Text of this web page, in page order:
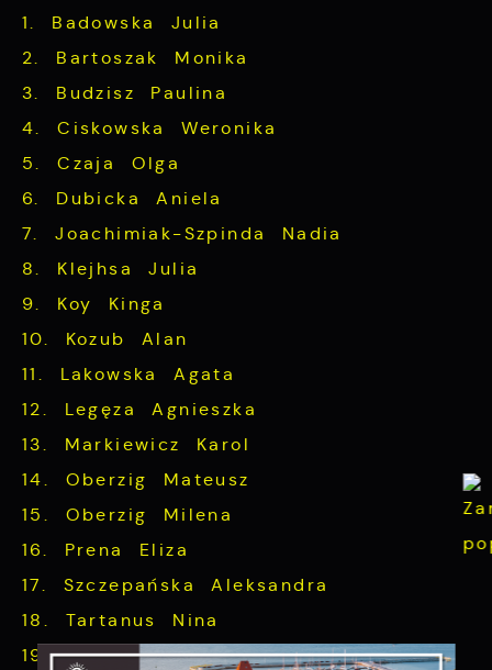
1. Badowska Julia
2. Bartoszak Monika
3. Budzisz Paulina
4. Ciskowska Weronika
5. Czaja Olga
6. Dubicka Aniela
7. Joachimiak-Szpinda Nadia
8. Klejhsa Julia
9. Koy Kinga
10. Kozub Alan
11. Lakowska Agata
12. Legęza Agnieszka
13. Markiewicz Karol
14. Oberzig Mateusz
15. Oberzig Milena
16. Prena Eliza
17. Szczepańska Aleksandra
18. Tartanus Nina
19. Tomczyk Sabina